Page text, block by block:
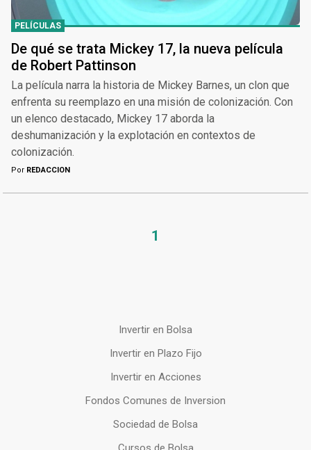
PELÍCULAS
De qué se trata Mickey 17, la nueva película
de Robert Pattinson
La película narra la historia de Mickey Barnes, un clon que
enfrenta su reemplazo en una misión de colonización. Con
un elenco destacado, Mickey 17 aborda la
deshumanización y la explotación en contextos de
colonización.
Por REDACCION
1
Invertir en Bolsa
Invertir en Plazo Fijo
Invertir en Acciones
Fondos Comunes de Inversion
Sociedad de Bolsa